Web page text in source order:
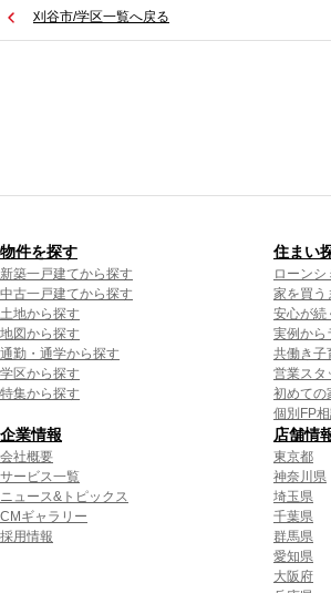
刈谷市/学区一覧へ戻る
物件を探す
新築一戸建てから探す
中古一戸建てから探す
土地から探す
地図から探す
通勤・通学から探す
学区から探す
特集から探す
住まい
ローンシ
家を買う
安心が続
実例から
共働き子
営業スタ
初めての
個別FP
企業情報
会社概要
サービス一覧
ニュース&トピックス
CMギャラリー
採用情報
店舗情
東京都
神奈川県
埼玉県
千葉県
群馬県
愛知県
大阪府